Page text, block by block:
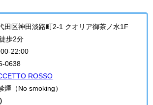
田区神田淡路町2-1 クオリア御茶ノ水1F
歩2分
22:00
ROSSO
（No smoking）